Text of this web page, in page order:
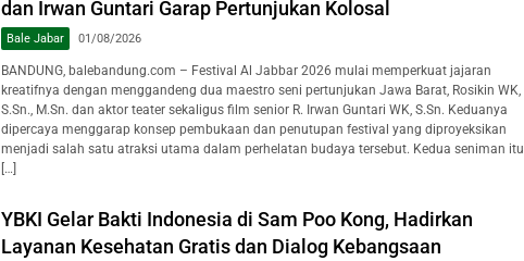
dan Irwan Guntari Garap Pertunjukan Kolosal
Bale Jabar 01/08/2026
BANDUNG, balebandung.com – Festival Al Jabbar 2026 mulai memperkuat jajaran
kreatifnya dengan menggandeng dua maestro seni pertunjukan Jawa Barat, Rosikin WK,
S.Sn., M.Sn. dan aktor teater sekaligus film senior R. Irwan Guntari WK, S.Sn. Keduanya
dipercaya menggarap konsep pembukaan dan penutupan festival yang diproyeksikan
menjadi salah satu atraksi utama dalam perhelatan budaya tersebut. Kedua seniman itu
[…]
YBKI Gelar Bakti Indonesia di Sam Poo Kong, Hadirkan
Layanan Kesehatan Gratis dan Dialog Kebangsaan